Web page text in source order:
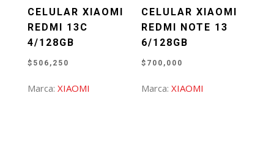
CELULAR XIAOMI
REDMI 13C
4/128GB
$ 506,250
Marca: XIAOMI
CELULAR XIAOMI
REDMI NOTE 13
6/128GB
$ 700,000
Marca:XIAOMI